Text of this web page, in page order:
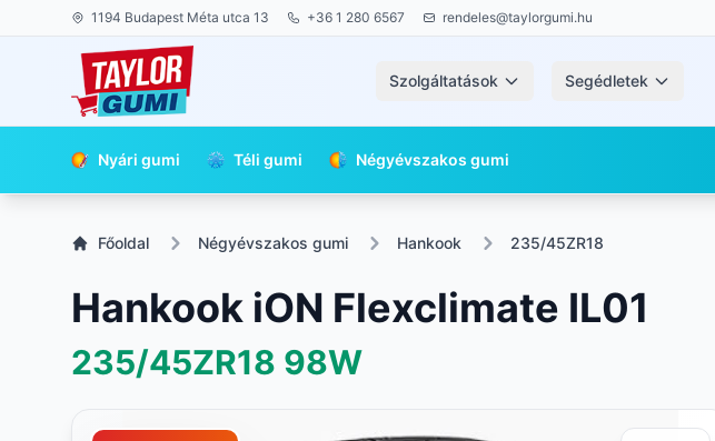
1194 Budapest Méta utca 13 +36 1 280 6567 rendeles@taylorgumi.hu
Szolgáltatások Segédletek
Nyári gumi Téli gumi Négyévszakos gumi
Főoldal Négyévszakos gumi Hankook 235/45ZR18
Hankook iON Flexclimate IL01
235/45ZR18 98W